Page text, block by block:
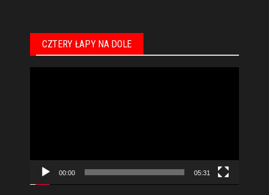
CZTERY ŁAPY NA DOLE
00:00 05:31